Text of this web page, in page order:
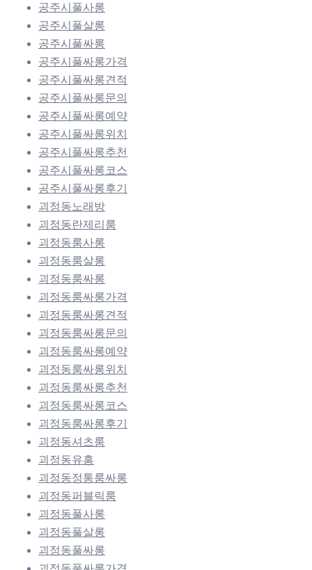
공주시풀사롱
공주시풀살롱
공주시풀싸롱
공주시풀싸롱가격
공주시풀싸롱견적
공주시풀싸롱문의
공주시풀싸롱예약
공주시풀싸롱위치
공주시풀싸롱추천
공주시풀싸롱코스
공주시풀싸롱후기
괴정동노래방
괴정동란제리룸
괴정동룸사롱
괴정동룸살롱
괴정동룸싸롱
괴정동룸싸롱가격
괴정동룸싸롱견적
괴정동룸싸롱문의
괴정동룸싸롱예약
괴정동룸싸롱위치
괴정동룸싸롱추천
괴정동룸싸롱코스
괴정동룸싸롱후기
괴정동셔츠룸
괴정동유흥
괴정동정통룸싸롱
괴정동퍼블릭룸
괴정동풀사롱
괴정동풀살롱
괴정동풀싸롱